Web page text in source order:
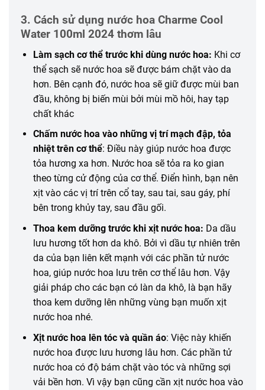
3. Cách sử dụng nước hoa Charme Cool
Water 100ml 2024 thơm lâu
Làm sạch cơ thể trước khi dùng nước hoa: Khi cơ
thể sạch sẽ nước hoa sẽ được bám chặt vào da
hơn. Bên cạnh đó, nước hoa sẽ giữ được mùi ban
đầu, không bị biến mùi bởi mùi mồ hôi, hay tạp
chất khác
Chấm nước hoa vào nhữngvị trí mạch đập, tỏa
nhiệt trên cơ thể: Điều này giúp nước hoa được
tỏa hương xa hơn. Nước hoa sẽ tỏa ra kogian
theo từng cử động của cơ thể. Điển hình, bạn nên
xịt vào các vị trí trên cổ tay, sau tai, sau gáy, phí
bên trong khủy tay, sau đầu gối.
Thoa kem dưỡng trước khi xịt nước hoa: Da dầu
lưu hương tốt hơn da khô. Bởi vì dầu tự nhiên trên
da của bạn liên kết mạnh với các phần tử nước
hoa, giúp nước hoa lưu trên cơ thể lâu hơn. Vậy
giải pháp cho các bạn có làn da khô, là bạn hãy
thoa kem dưỡng lên những vùng bạn muốn xịt
nước hoa nhé.
Xịt nước hoa lên tóc và quần áo: Việc này khiến
nước hoa được lưu hương lâu hơn. Các phần tử
nước hoa cóđộ bám chặt vào tóc và những sợi
vải bền hơn. Vì vậy bạn cũng cần xịt nước hoa vào